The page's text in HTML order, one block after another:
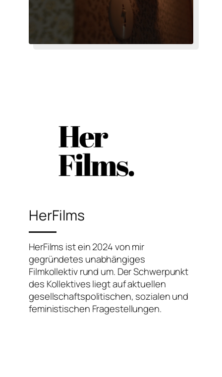
HerFilms
HerFilms ist ein 2024 von mir
gegründetes unabhängiges
Filmkollektiv rund um. Der Schwerpunkt
des Kollektives liegt auf aktuellen
gesellschaftspolitischen, sozialen und
feministischen Fragestellungen.